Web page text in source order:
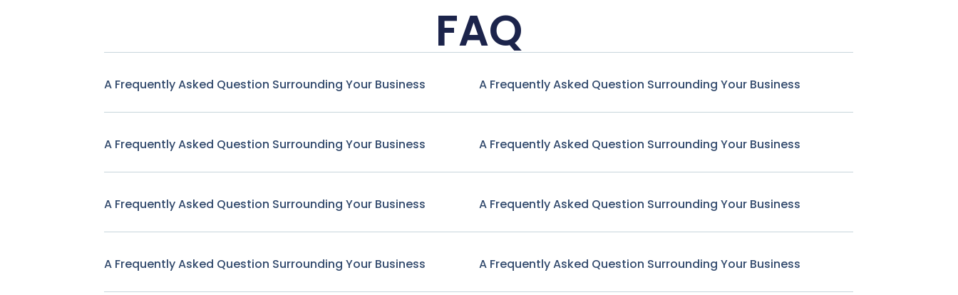
FAQ
A Frequently Asked Question Surrounding Your Business
A Frequently Asked Question Surrounding Your Business
A Frequently Asked Question Surrounding Your Business
A Frequently Asked Question Surrounding Your Business
A Frequently Asked Question Surrounding Your Business
A Frequently Asked Question Surrounding Your Business
A Frequently Asked Question Surrounding Your Business
A Frequently Asked Question Surrounding Your Business